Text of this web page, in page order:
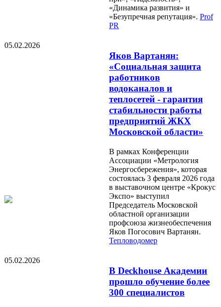
«Динамика развития» и
«Безупречная репутация». Prof
PR
05.02.2026
Яков Вартанян:
«Социальная защита
работников
водоканалов и
теплосетей - гарантия
стабильности работы
предприятий ЖКХ
Московской области»
В рамках Конференции
Ассоциации «Метрология
Энергосбережения», которая
состоялась 3 февраля 2026 года
в выставочном центре «Крокус
Экспо» выступил
Председатель Московской
областной организации
профсоюза жизнеобеспечения
Яков Погосович Вартанян.
Тепловодомер
05.02.2026
В Deckhouse Академии
прошло обучение более
300 специалистов